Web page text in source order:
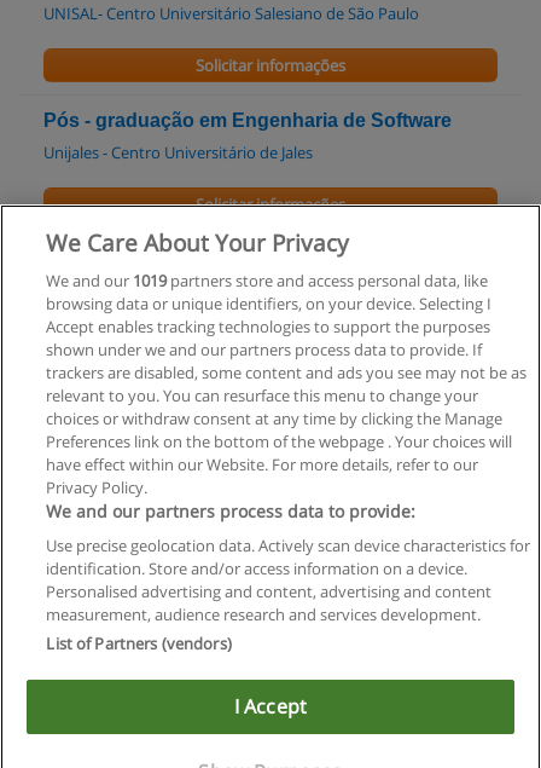
UNISAL- Centro Universitário Salesiano de São Paulo
Solicitar informações
Pós - graduação em Engenharia de Software
Unijales - Centro Universitário de Jales
Solicitar informações
Especialização em Desenvolvimento de Software
para WEB - DSW
USC- Universidade do Sagrado Coração
Solicitar informações
Regras de uso
Privacidade de dados
Entrar em contato com Educaedu
Copyright © Educaedu Business S.L. - CIF : B-95610580: -
We Care About Your Privacy
We and our 1019partners store and access personal data, like
browsing data or unique identifiers, on your device. Selecting I
Accept enables tracking technologies to support the purposes
shown under we and our partners process data to provide. If
trackers are disabled, some content and ads you see may not be as
relevant to you. You can resurface this menu to change your
choices or withdraw consent at any time by clicking the Manage
Preferences link on the bottom of the webpage . Your choices will
have effect within our Website. For more details, refer to our
Privacy Policy.
We and our partners process data to provide:
Use precise geolocation data. Actively scan device characteristics for
identification. Store and/or access information on a device.
Personalised advertising and content, advertising and content
measurement, audience research and services development.
List of Partners (vendors)
I Accept